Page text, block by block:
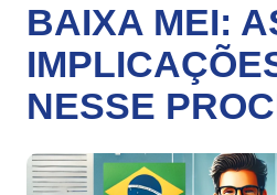
BAIXA MEI:
NESSE